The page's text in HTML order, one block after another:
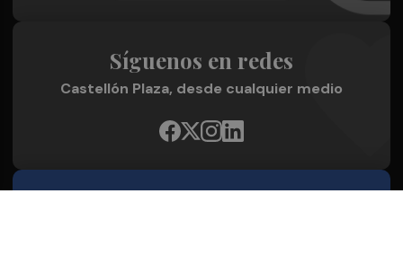
Síguenos en redes
Castellón Plaza, desde cualquier medio